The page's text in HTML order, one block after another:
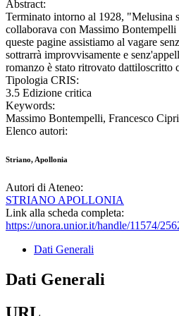
Abstract:
Terminato intorno al 1928, "Melusina
collaborava con Massimo
queste pagine assistiamo al vagare
sottrarrà improvvisamente e
romanzo è stato ritrovato
Tipologia CRIS:
3.5 Edizione critica
Keywords:
Massimo Bontempelli, Francesco
Elenco autori:
Striano, Apollonia
Autori di Ateneo:
STRIANO APOLLONIA
Link alla scheda completa:
https://unora.unior.it/handle/11574/
Dati Generali
Dati Generali